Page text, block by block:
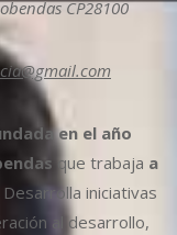
CP28100
en el año
que trabaja a
Desarrolla iniciativas
al desarrollo,